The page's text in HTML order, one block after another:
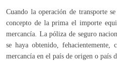
Cuando la operación de transporte
concepto de la prima el importe
mercancía. La póliza de seguro
se haya obtenido,
mercancía en el país de origen o país